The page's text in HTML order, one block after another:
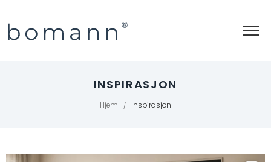
INSPIRASJON
Hjem / Inspirasjon